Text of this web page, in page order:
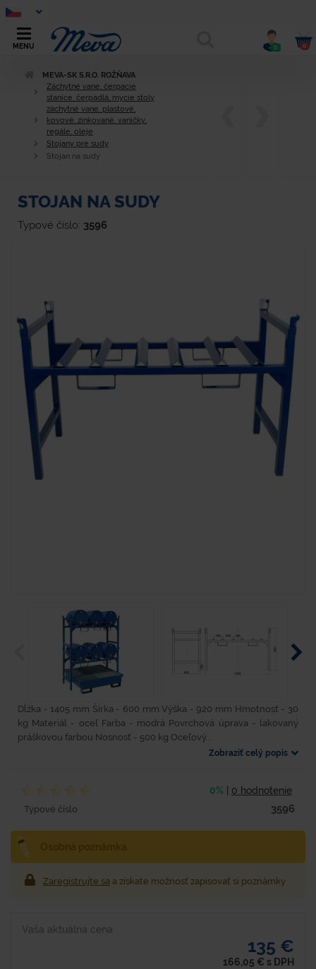
MENU 0 0
MEVA-SK S.R.O. ROŽŇAVA
Záchytné vane, čerpacie
stanice, čerpadlá, mycie stoly
záchytné vane, plastové,
kovové, zinkované, vaničky,
regále, oleje
Stojany pre sudy
Stojan na sudy
STOJAN NA SUDY
Typové číslo: 3596
Dĺžka - 1405 mm Šírka - 600 mm Výška - 920 mm Hmotnosť - 30
kg Materiál - oceľ Farba - modrá Povrchová úprava - lakovaný
práškovou farbou Nosnosť - 500 kg Oceľový...
Zobraziť celý popis
0% 0 hodnotenie
Typové číslo 3596
Zaregistrujte sa a získate možnosť zapisovať si poznámky
Vaša aktuálna cena
135 €
166,05 € s DPH